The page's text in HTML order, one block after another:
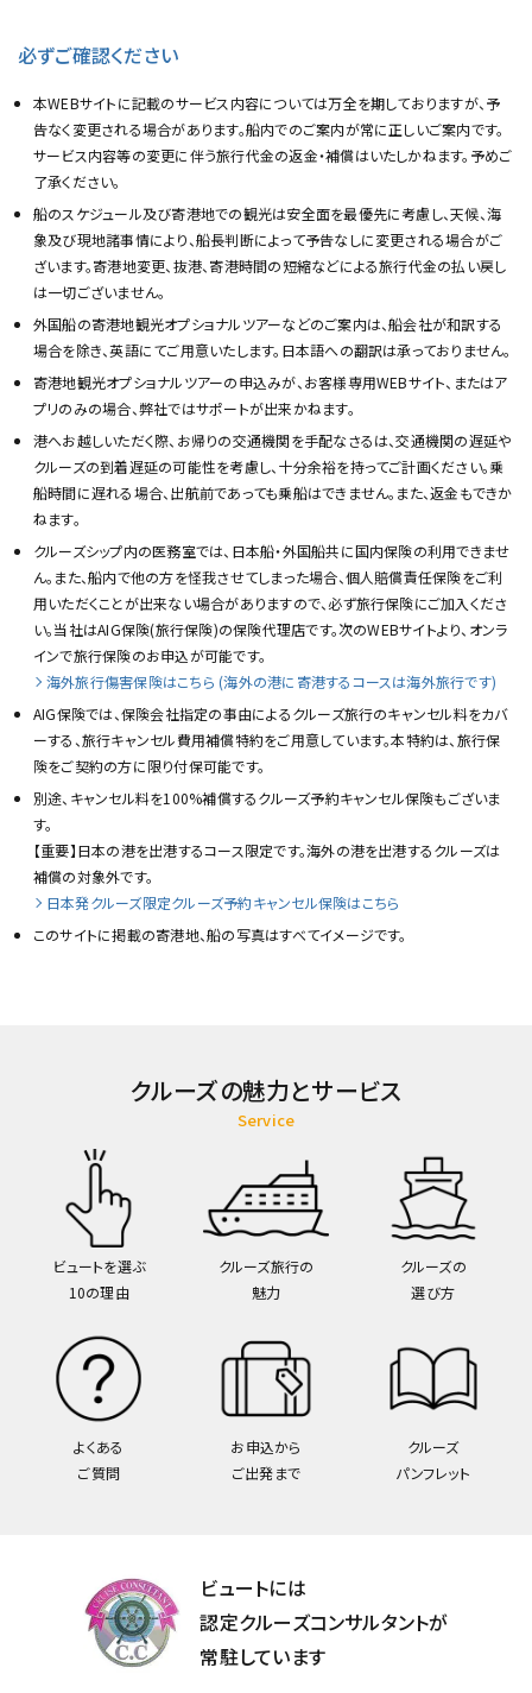
必ずご確認ください
本WEBサイトに記載のサービス内容については万全を期しておりますが、予
告なく変更される場合があります。船内でのご案内が常に正しいご案内です。
サービス内容等の変更に伴う旅行代金の返金・補償はいたしかねます。予めご
了承ください。
船のスケジュール及び寄港地での観光は安全面を最優先に考慮し、天候、海
象及び現地諸事情により、船長判断によって予告なしに変更される場合がご
ざいます。寄港地変更、抜港、寄港時間の短縮などによる旅行代金の払い戻し
は一切ございません。
外国船の寄港地観光オプショナルツアーなどのご案内は、船会社が和訳する
場合を除き、英語にてご用意いたします。日本語への翻訳は承っておりません。
寄港地観光オプショナルツアーの申込みが、お客様専用WEBサイト、またはア
プリのみの場合、弊社ではサポートが出来かねます。
港へお越しいただく際、お帰りの交通機関を手配なさるは、交通機関の遅延や
クルーズの到着遅延の可能性を考慮し、十分余裕を持ってご計画ください。乗
船時間に遅れる場合、出航前であっても乗船はできません。また、返金もできか
ねます。
クルーズシップ内の医務室では、日本船・外国船共に国内保険の利用できませ
ん。また、船内で他の方を怪我させてしまった場合、個人賠償責任保険をご利
用いただくことが出来ない場合がありますので、必ず旅行保険にご加入くださ
い。当社はAIG保険(旅行保険)の保険代理店です。次のWEBサイトより、オンラ
インで旅行保険のお申込が可能です。
海外旅行傷害保険はこちら (海外の港に寄港するコースは海外旅行です)
AIG保険では、保険会社指定の事由によるクルーズ旅行のキャンセル料をカバ
ーする、旅行キャンセル費用補償特約をご用意しています。本特約は、旅行保
険をご契約の方に限り付保可能です。
別途、キャンセル料を100%補償するクルーズ予約キャンセル保険もございま
す。
【重要】日本の港を出港するコース限定です。海外の港を出港するクルーズは
補償の対象外です。
日本発クルーズ限定クルーズ予約キャンセル保険はこちら
このサイトに掲載の寄港地、船の写真はすべてイメージです。
クルーズの魅力とサービス
Service
ビュートを選ぶ
10の理由
クルーズ旅行の
魅力
クルーズの
選び方
よくある
ご質問
お申込から
ご出発まで
クルーズ
パンフレット
ビュートには
認定クルーズコンサルタントが
常駐しています